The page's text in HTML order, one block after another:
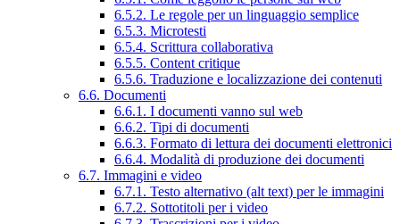
6.5.2. Le regole per un linguaggio semplice
6.5.3. Microtesti
6.5.4. Scrittura collaborativa
6.5.5. Content critique
6.5.6. Traduzione e localizzazione dei contenuti
6.6. Documenti
6.6.1. I documenti vanno sul web
6.6.2. Tipi di documenti
6.6.3. Formato di lettura dei documenti elettronici
6.6.4. Modalità di produzione dei documenti
6.7. Immagini e video
6.7.1. Testo alternativo (alt text) per le immagini
6.7.2. Sottotitoli per i video